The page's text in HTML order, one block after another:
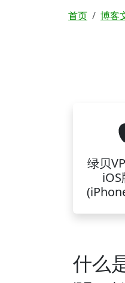
面包屑
首页 博客
绿贝
什么